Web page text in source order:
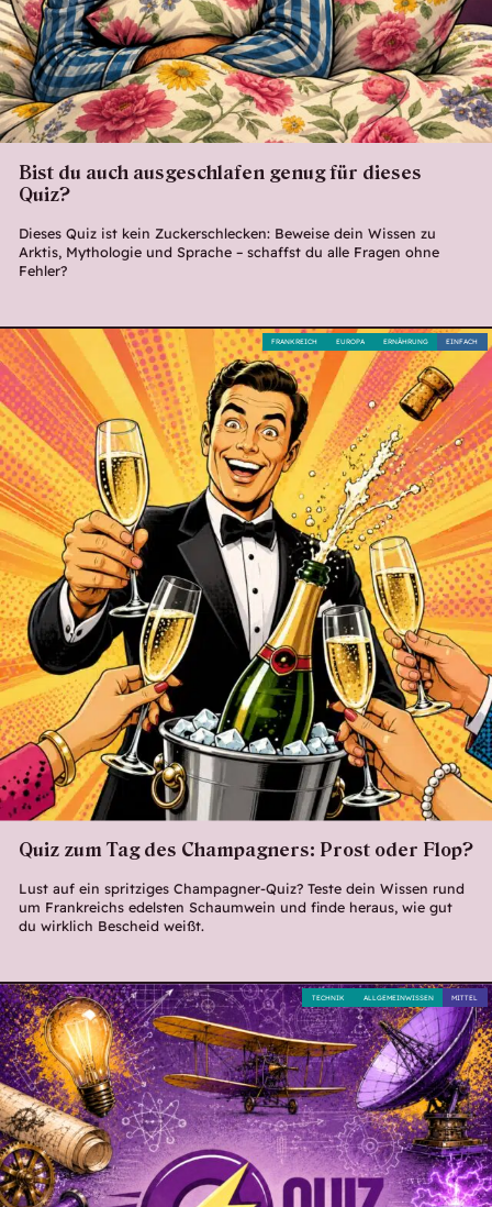
Bist du auch ausgeschlafen genug für dieses
Quiz?
Dieses Quiz ist kein Zuckerschlecken: Beweise dein Wissen zu
Arktis, Mythologie und Sprache – schaffst du alle Fragen ohne
Fehler?
Quiz zum Tag des Champagners: Prost oder Flop?
Lust auf ein spritziges Champagner-Quiz? Teste dein Wissen rund
um Frankreichs edelsten Schaumwein und finde heraus, wie gut
du wirklich Bescheid weißt.
EINFACH
ERNÄHRUNG
EUROPA
FRANKREICH
MITTEL
ALLGEMEINWISSEN
TECHNIK